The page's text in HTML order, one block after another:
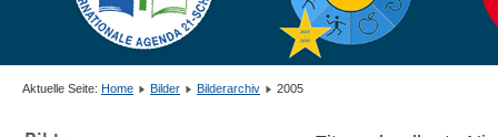
Aktuelle Seite: Home Bilder Bilderarchiv 2005